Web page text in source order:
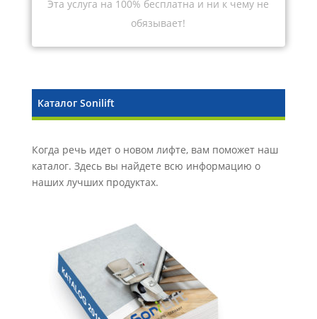
Эта услуга на 100% бесплатна и ни к чему не
обязывает!
Каталог Sonilift
Когда речь идет о новом лифте, вам поможет наш
каталог. Здесь вы найдете всю информацию о
наших лучших продуктах.